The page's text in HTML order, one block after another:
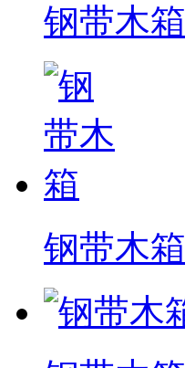
钢带木箱
钢带木箱